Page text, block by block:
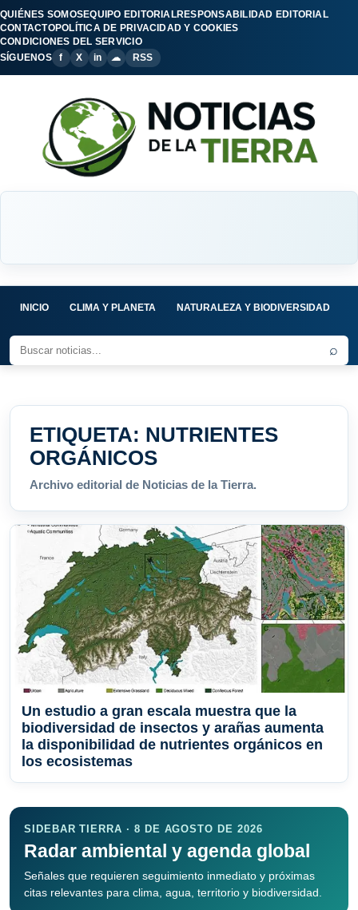
QUIÉNES SOMOSEQUIPO EDITORIALRESPONSABILIDAD EDITORIAL
CONTACTOPOLÍTICA DE PRIVACIDAD Y COOKIES
CONDICIONES DEL SERVICIO
SÍGUENOS
f X in ☁ RSS
INICIO CLIMA Y PLANETA NATURALEZA Y BIODIVERSIDAD
⌕
ETIQUETA: NUTRIENTES
ORGÁNICOS
Archivo editorial de Noticias de la Tierra.
Un estudio a gran escala muestra que la
biodiversidad de insectos y arañas aumenta
la disponibilidad de nutrientes orgánicos en
los ecosistemas
SIDEBAR TIERRA · 8 DE AGOSTO DE 2026
Radar ambiental y agenda global
Señales que requieren seguimiento inmediato y próximas
citas relevantes para clima, agua, territorio y biodiversidad.